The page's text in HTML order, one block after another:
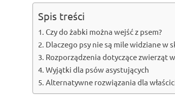
Spis treści
Czy do żabki można wejść z psem?
Dlaczego psy nie są mile widziane w
Rozporządzenia dotyczące zwierząt
Wyjątki dla psów asystujących
Alternatywne rozwiązania dla